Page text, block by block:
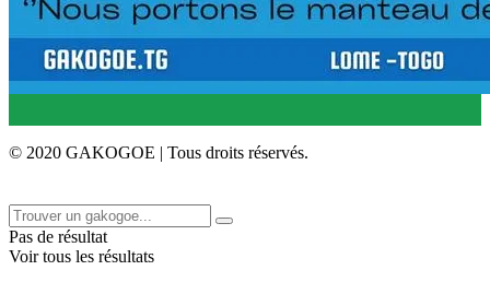
© 2020 GAKOGOE | Tous droits réservés.
Pas de résultat
Voir tous les résultats